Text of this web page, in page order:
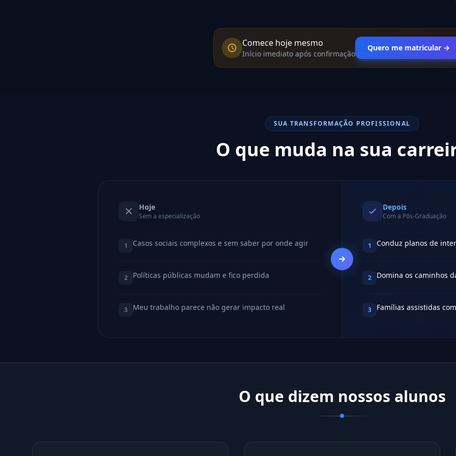
Comece hoje mesmo
Início imediato após confirmação
Quero me matricular →
SUA TRANSFORMAÇÃO PROFISSIONAL
O que muda na sua
Hoje
Sem a especialização
1 Casos sociais complexos e sem saber por onde agir
2 Políticas públicas mudam e fico perdida
3 Meu trabalho parece não gerar impacto real
Depois
Com a Pós-Graduação
1 Conduz planos de
2 Domina os caminhos
3 Famílias assistidas
O que dizem nossos alunos